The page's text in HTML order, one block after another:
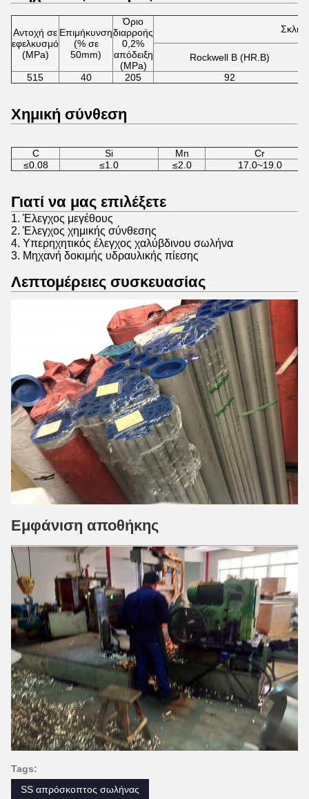
Αντοχή σε
εφελκυσμό
(MPa)
Επιμήκυνση
(% σε
50mm)
Όριο
διαρροής
0,2%
απόδειξη
(MPa)
Rockwell B (HR.B)
515
40 205 92
Χημική σύνθεση
C Si Mn
Cr
≤0.08
≤1.0 ≤2.0 17.0~19.0
Γιατί να μας επιλέξετε
1. Έλεγχος μεγέθους
2. Έλεγχος χημικής σύνθεσης
4. Υπερηχητικός έλεγχος χαλύβδινου σωλήνα
3. Μηχανή δοκιμής υδραυλικής πίεσης
Λεπτομέρειες συσκευασίας
Εμφάνιση αποθήκης
Tags:
SS απρόσκοπτος σωλήνας